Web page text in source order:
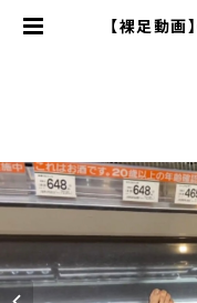
【裸足動